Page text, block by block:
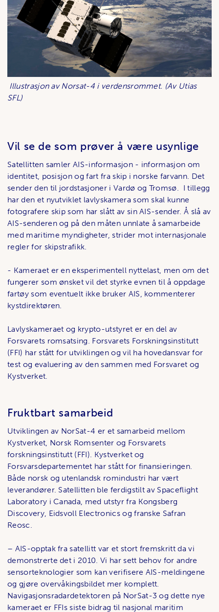
Illustrasjon av Norsat-4 i verdensrommet. (Av Utias
SFL)
Vil se de som prøver å være usynlige
Satellitten samler AIS-informasjon - informasjon om
identitet, posisjon og fart fra skip i norske farvann. Det
sender den til jordstasjoner i Vardø og Tromsø. I tillegg
har den et nyutviklet lavlyskamera som skal kunne
fotografere skip som har slått av sin AIS-sender. Å slå av
AIS-senderen og på den måten unnlate å samarbeide
med maritime myndigheter, strider mot internasjonale
regler for skipstrafikk.
- Kameraet er en eksperimentell nyttelast, men om det
fungerer som ønsket vil det styrke evnen til å oppdage
fartøy som eventuelt ikke bruker AIS, kommenterer
kystdirektøren.
Lavlyskameraet og krypto-utstyret er en del av
Forsvarets romsatsing. Forsvarets Forskningsinstitutt
(FFI) har stått for utviklingen og vil ha hovedansvar for
test og evaluering av den sammen med Forsvaret og
Kystverket.
Fruktbart samarbeid
Utviklingen av NorSat-4 er et samarbeid mellom
Kystverket, Norsk Romsenter og Forsvarets
forskningsinstitutt (FFI). Kystverket og
Forsvarsdepartementet har stått for finansieringen.
Både norsk og utenlandsk romindustri har vært
leverandører. Satellitten ble ferdigstilt av Spaceflight
Laboratory i Canada, med utstyr fra Kongsberg
Discovery, Eidsvoll Electronics og franske Safran
Reosc.
– AIS-opptak fra satellitt var et stort fremskritt da vi
demonstrerte det i 2010. Vi har sett behov for andre
sensorteknologier som kan verifisere AIS-meldingene
og gjøre overvåkingsbildet mer komplett.
Navigasjonsradardetektoren på NorSat-3 og dette nye
kameraet er FFIs siste bidrag til nasjonal maritim